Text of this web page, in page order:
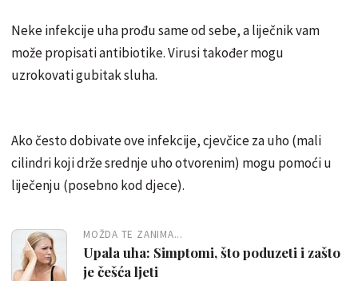
Neke infekcije uha prođu same od sebe, a liječnik vam
može propisati antibiotike. Virusi također mogu
uzrokovati gubitak sluha.
Ako često dobivate ove infekcije, cjevčice za uho (mali
cilindri koji drže srednje uho otvorenim) mogu pomoći u
liječenju (posebno kod djece).
MOŽDA TE ZANIMA...
Upala uha: Simptomi, što poduzeti i zašto
je češća ljeti